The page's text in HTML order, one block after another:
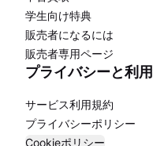
学生向け特典
販売者になるには
販売者専用ページ
プライバシーと利
サービス利用規約
プライバシーポリシー
Cookieポリシー